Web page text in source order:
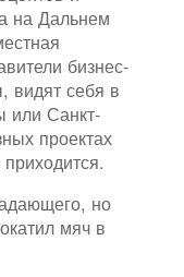
на Дальнем
бизнес-
видят себя в
или Санкт-
проектах
но
мяч в